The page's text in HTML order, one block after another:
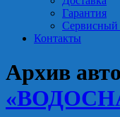
Гарантия
Сервисный
Контакты
Архив